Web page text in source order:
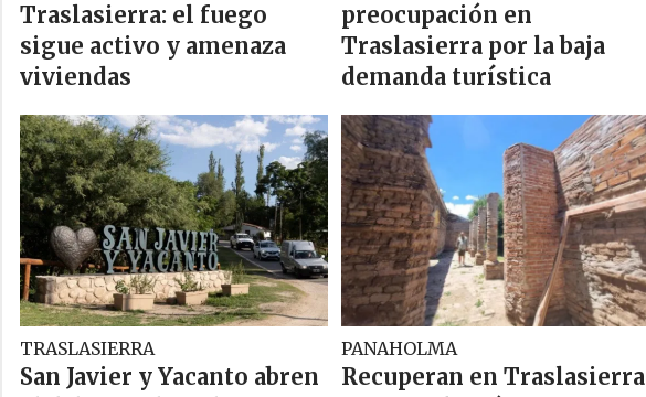
Traslasierra: el fuego
sigue activo y amenaza
viviendas
preocupación en
Traslasierra por la baja
demanda turística
TRASLASIERRA
San Javier y Yacanto abren
PANAHOLMA
Recuperan en Traslasierra